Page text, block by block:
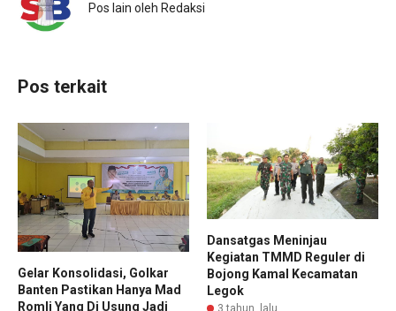
Pos lain oleh Redaksi
Pos terkait
Gelar Konsolidasi, Golkar
Banten Pastikan Hanya Mad
Romli Yang Di Usung Jadi
Dansatgas Meninjau
Kegiatan TMMD Reguler di
Bojong Kamal Kecamatan
Legok
3 tahun lalu